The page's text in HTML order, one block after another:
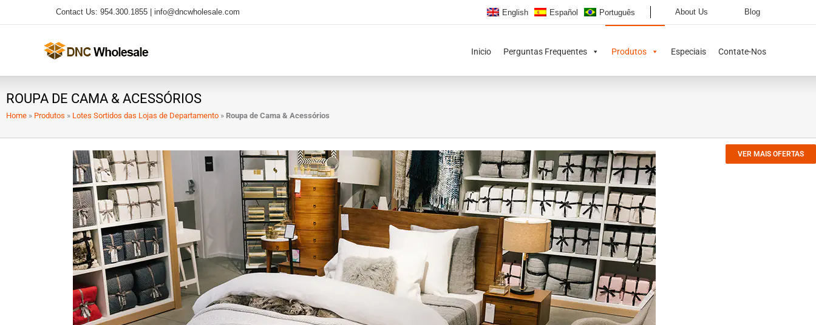
para
Contact Us: 954.300.1855 | info@dncwholesale.com English Español Português About Us Blog
Inicio Perguntas Frequentes Produtos Especiais Contate-Nos
ROUPA DE CAMA & ACESSÓRIOS
Home » Produtos » Lotes Sortidos das Lojas de Departamento » Roupa de Cama & Acessórios
VER MAIS OFERTAS